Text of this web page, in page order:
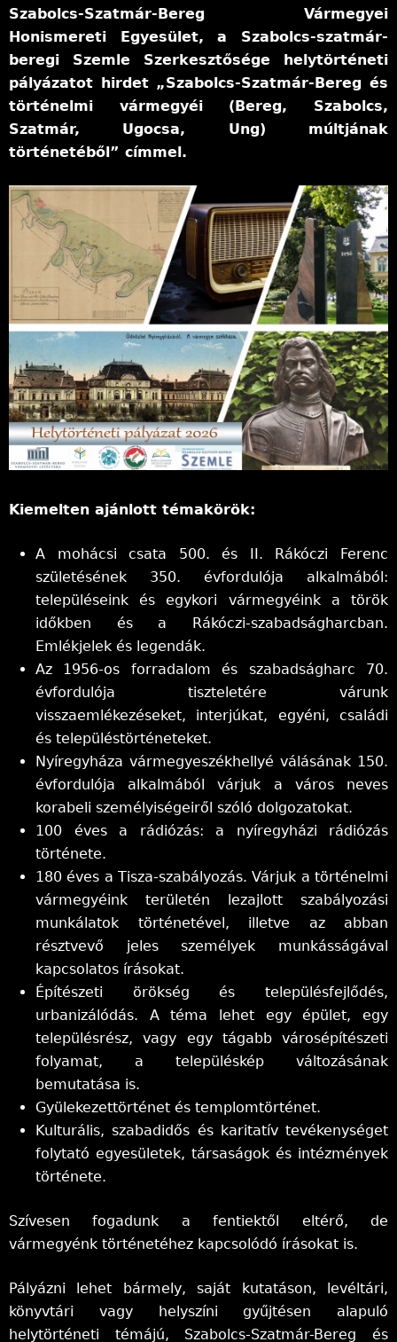
g
i
h
e
l
y
Szabolcs-Szatmár-Bereg Vármegyei
Honismereti Egyesület, a Szabolcs-szatmár-
beregi Szemle Szerkesztősége helytörténeti
pályázatot hirdet „Szabolcs-Szatmár-Bereg és
történelmi vármegyéi (Bereg, Szabolcs,
Szatmár, Ugocsa, Ung) múltjának
történetéből” címmel.
Kiemelten ajánlott témakörök:
A mohácsi csata 500. és II. Rákóczi Ferenc
születésének 350. évfordulója alkalmából:
településeink és egykori vármegyéink a török
időkben és a Rákóczi-szabadságharcban.
Emlékjelek és legendák.
Az 1956-os forradalom és szabadságharc 70.
évfordulója tiszteletére várunk
visszaemlékezéseket, interjúkat, egyéni, családi
és településtörténeteket.
Nyíregyháza vármegyeszékhellyé válásának 150.
évfordulója alkalmából várjuk a város neves
korabeli személyiségeiről szóló dolgozatokat.
100 éves a rádiózás: a nyíregyházi rádiózás
története.
180 éves a Tisza-szabályozás. Várjuk a történelmi
vármegyéink területén lezajlott szabályozási
munkálatok történetével, illetve az abban
résztvevő jeles személyek munkásságával
kapcsolatos írásokat.
Építészeti örökség és településfejlődés,
urbanizálódás. A téma lehet egy épület, egy
településrész, vagy egy tágabb városépítészeti
folyamat, a településkép változásának
bemutatása is.
Gyülekezettörténet és templomtörténet.
Kulturális, szabadidős és karitatív tevékenységet
folytató egyesületek, társaságok és intézmények
története.
Szívesen fogadunk a fentiektől eltérő, de
vármegyénk történetéhez kapcsolódó írásokat is.
Pályázni lehet bármely, saját kutatáson, levéltári,
könyvtári vagy helyszíni gyűjtésen alapuló
helytörténeti témájú, Szabolcs-Szatmár-Bereg és